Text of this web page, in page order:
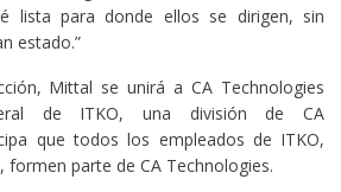
lista para donde ellos se dirigen, sin
estado.”
Mittal se unirá a CA Technologies
de ITKO, una división de CA
que todos los empleados de ITKO,
parte de CA Technologies.